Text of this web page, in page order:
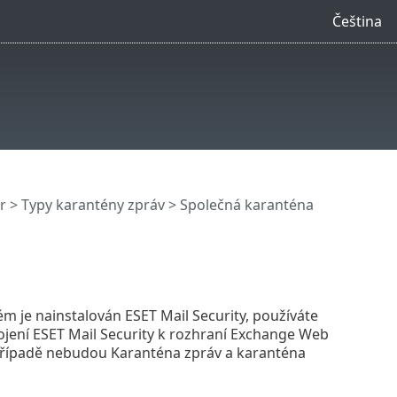
Čeština
>Typy karantény zpráv>Společná karanténa
je nainstalován ESET Mail Security, používáte
ESET Mail Security k rozhraní Exchange Web
nebudou Karanténa zpráv a karanténa